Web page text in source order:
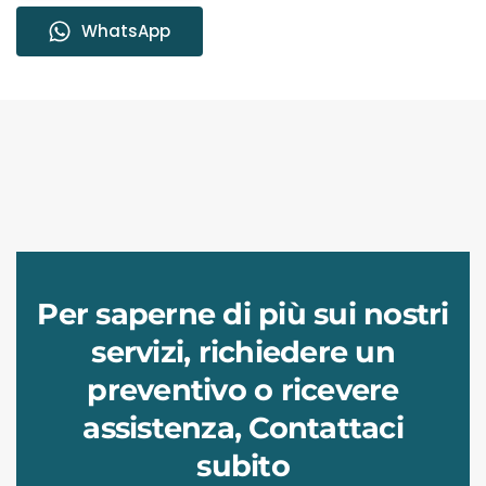
WhatsApp
Per saperne di più sui nostri
servizi, richiedere un
preventivo o ricevere
assistenza, Contattaci
subito